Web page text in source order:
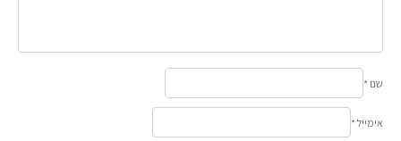
שם *
אימייל *